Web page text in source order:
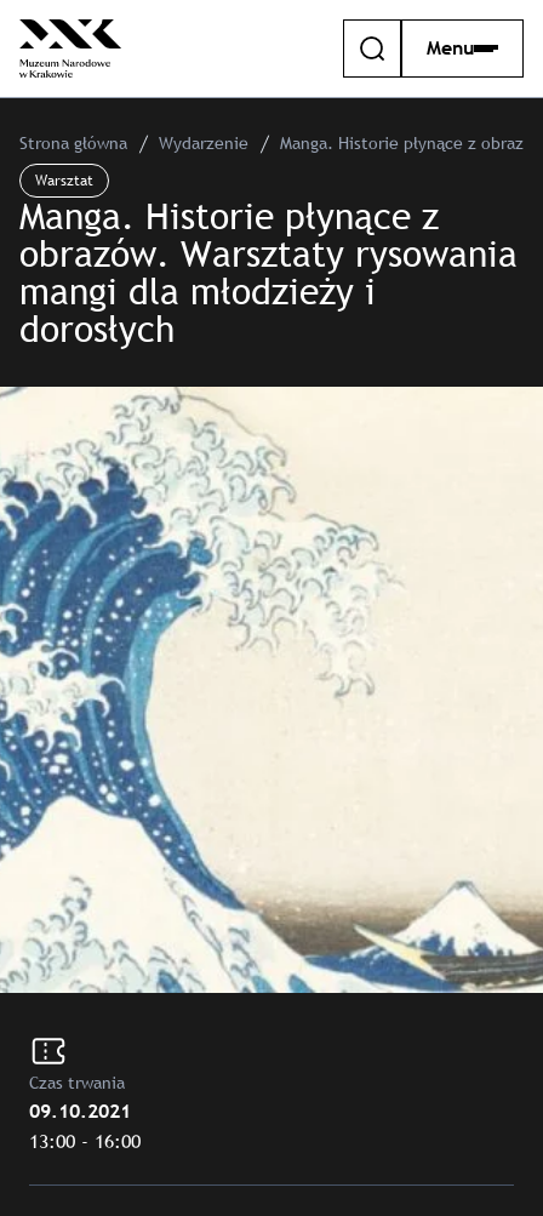
Menu
Strona główna Wydarzenie
Manga. Historie płynące z
Warsztat
Manga. Historie płynące z
obrazów. Warsztaty rysowania
mangi dla młodzieży i
dorosłych
Czas trwania
09.10.2021
13:00 - 16:00